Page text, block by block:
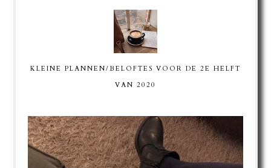
KLEINE PLANNEN/BELOFTES VOOR DE 2E HELFT
VAN 2020